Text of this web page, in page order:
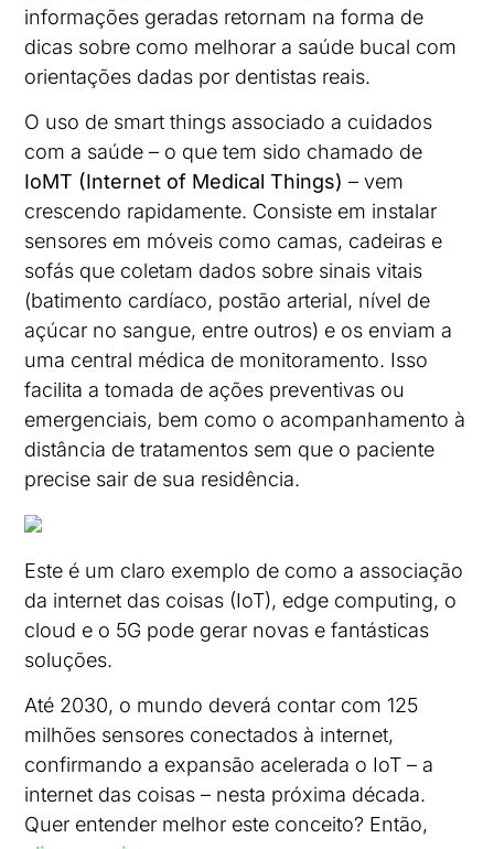
informações geradas retornam na forma de
dicas sobre como melhorar a saúde bucal com
orientações dadas por dentistas reais.
O uso de smart things associado a cuidados
com a saúde – o que tem sido chamado de
IoMT (Internet of Medical Things) – vem
crescendo rapidamente. Consiste em instalar
sensores em móveis como camas, cadeiras e
sofás que coletam dados sobre sinais vitais
(batimento cardíaco, postão arterial, nível de
açúcar no sangue, entre outros) e os enviam a
uma central médica de monitoramento. Isso
facilita a tomada de ações preventivas ou
emergenciais, bem como o acompanhamento à
distância de tratamentos sem que o paciente
precise sair de sua residência.
Este é um claro exemplo de como a associação
da internet das coisas (IoT), edge computing, o
cloud e o 5G pode gerar novas e fantásticas
soluções.
Até 2030, o mundo deverá contar com 125
milhões sensores conectados à internet,
confirmando a expansão acelerada o IoT – a
internet das coisas – nesta próxima década.
Quer entender melhor este conceito? Então,